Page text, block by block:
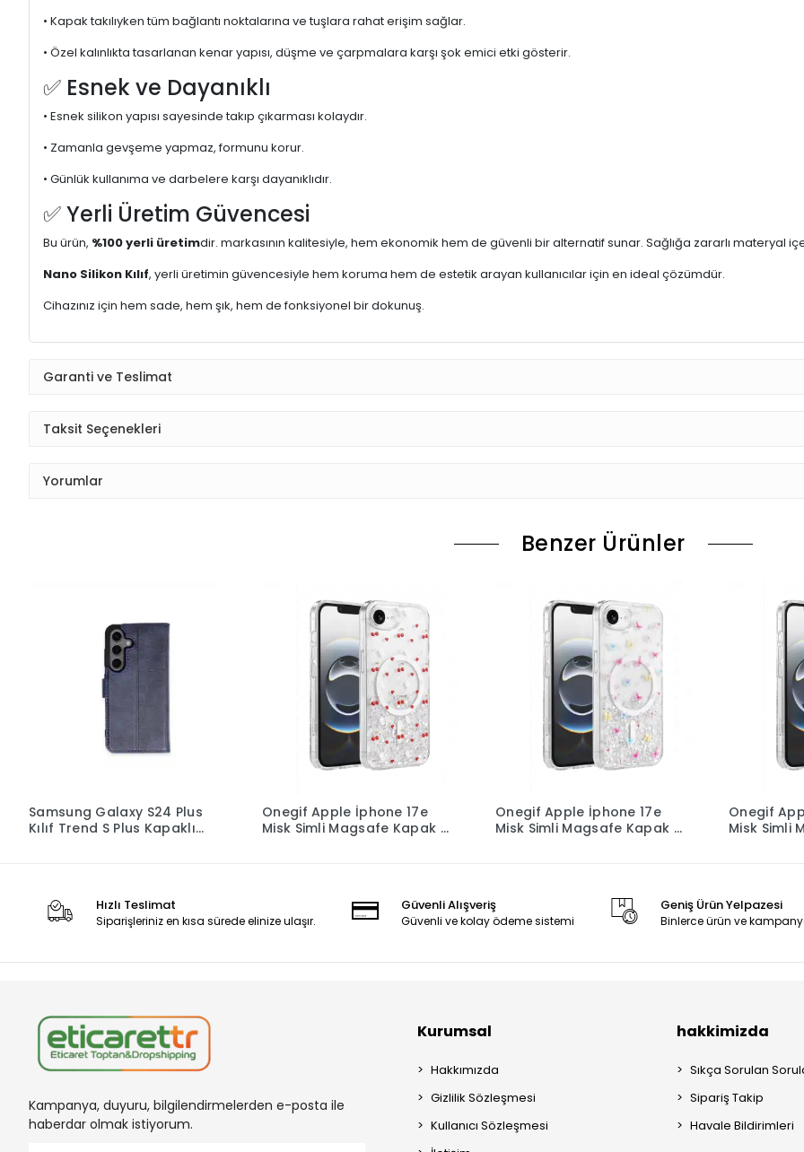
• Kapak takılıyken tüm bağlantı noktalarına ve tuşlara rahat erişim sağlar.
• Özel kalınlıkta tasarlanan kenar yapısı, düşme ve çarpmalara karşı şok emici etki gösterir.
✅ Esnek ve Dayanıklı
• Esnek silikon yapısı sayesinde takıp çıkarması kolaydır.
• Zamanla gevşeme yapmaz, formunu korur.
• Günlük kullanıma ve darbelere karşı dayanıklıdır.
✅ Yerli Üretim Güvencesi
Bu ürün, %100 yerli üretimdir. markasının kalitesiyle, hem ekonomik hem de güvenli bir alternatif sunar. Sağlığa zararlı materyal
Nano Silikon Kılıf, yerli üretimin güvencesiyle hem koruma hem de estetik arayan kullanıcılar için en ideal çözümdür.
Cihazınız için hem sade, hem şık, hem de fonksiyonel bir dokunuş.
Garanti ve Teslimat
Taksit Seçenekleri
Yorumlar
Benzer Ürünler
Samsung Galaxy S24 Plus
Kılıf Trend S Plus Kapaklı
Onegif Apple İphone 17e
Misk Simli Magsafe Kapak -
Onegif Apple İphone 17e
Misk Simli Magsafe Kapak -
Onegif
Misk Simli
Hızlı Teslimat
Siparişleriniz en kısa sürede elinize ulaşır.
Güvenli Alışveriş
Güvenli ve kolay ödeme sistemi
Geniş Ürün Yelpazesi
Binlerce ürün ve
Kampanya, duyuru, bilgilendirmelerden e-posta ile
haberdar olmak istiyorum.
Kurumsal
Hakkımızda
Gizlilik Sözleşmesi
Kullanıcı Sözleşmesi
hakkimizda
Sıkça Sorulan
Sipariş Takip
Havale Bildirimleri